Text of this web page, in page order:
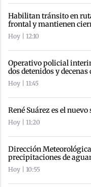
Habilitan tránsito en
frontal y mantienen
Hoy | 12:10
Operativo policial
dos detenidos y
Hoy | 11:45
René Suárez es el
Hoy | 11:20
Dirección
precipitaciones de
Hoy | 10:55